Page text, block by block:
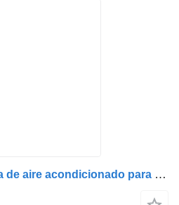
Conductă AC manguera de aire acondicionado para MAN 81619750289 camión